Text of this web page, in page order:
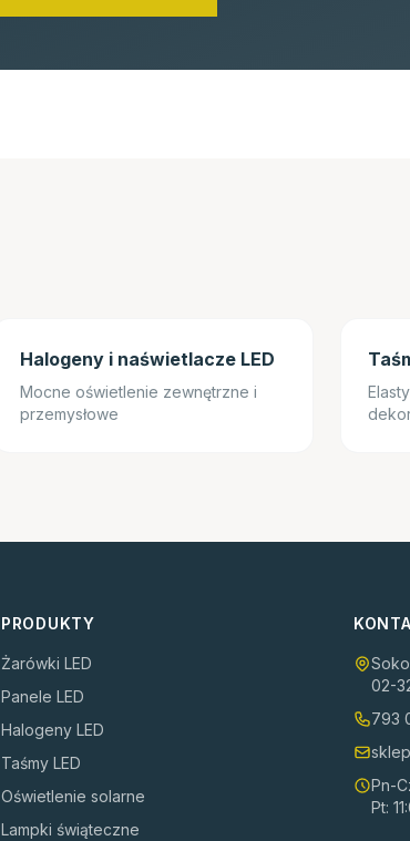
Halogeny i naświetlacze LED
Mocne oświetlenie zewnętrzne i
przemysłowe
PRODUKTY
Żarówki LED
Panele LED
Halogeny LED
Taśmy LED
Oświetlenie solarne
Lampki świąteczne
02-
793
Pn-
Pt: